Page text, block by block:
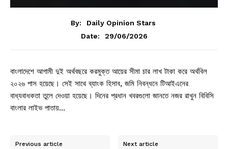
By:
Daily Opinion Stars
Date:
29/06/2026
বাংলাদেশে আগামী দুই অর্থবছরে করমুক্ত আয়ের সীমা চার লাখ টাকা করে অর্থবিল
২০২৬ পাস হয়েছে। সেই সাথে ব্যাংক হিসাব, জমি নিবন্ধনে টিআইএনের
বাধ্যবাধকতা তুলে দেওয়া হয়েছে। দিনের প্রধান খবরগুলো জানতে নজর রাখুন বিবিসি
বাংলার লাইভ পাতায়…
Previous article Next article